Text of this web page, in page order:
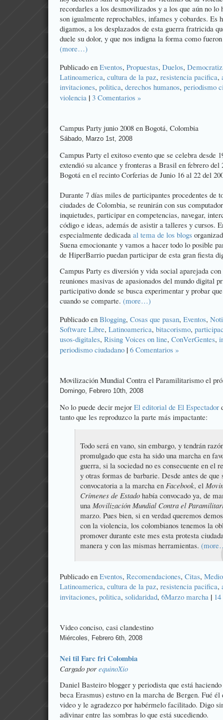
recordarles a los desmovilizados y a los que aún no lo
son igualmente reprochables, infames y cobardes. Es
digamos, a los desplazados de esta guerra fratricida
duele su dolor, y que nos indigna la forma como
(more…)
Publicado en Eventos, Propuestas, Duelos,
Latinoamerica, cultura de la paz, resistencia pacifica,
invitaciones, poli­tica, derechos humanos, periodismo
violencia | 3 Comentarios »
Campus Party junio 2008 en Bogotá, Colombia
Sábado, Marzo 1st, 2008
Campus Party el exitoso evento que se celebra desde
extendió su alcance y fronteras a Brasil en febrero del
Bogotá en el recinto Corferias de Junio 16 al 22 del
Durante 7 días miles de participantes procedentes de
ciudades de Colombia, se reunirán con sus
inquietudes, participar en competencias, navegar,
código e ideas, además de asistir a talleres y cursos.
especialmente dedicada al tema de los blogs
Suena emocionante y vamos a hacer todo lo posible
de HiperBarrio puedan participar de esta gran fiesta
Campus Party es diversión y vida social aparejada
reuniones masivas de apasionados del mundo digital
participativo donde se busca experimentar y probar
cuando se comparte. (more…)
Publicado en Blogging, Cosas que pasan, Eventos,
Software Libre, Latinoamerica, bitacorismo,
usos-digitales, Rising Voices on line, ConVerGentes,
periodismo ciudadano | 6 Comentarios »
Movilización Mundial Contra el Paramilitarismo el
Domingo, Febrero 10th, 2008
No lo puede decir mejor El editorial de El Espectador
tanto que les reproduzco la parte más impactante:
Todo será en vano, sin embargo, y tendrán
promulgado que esta ha sido una marcha en
guerra, si la sociedad no es consecuente en el
y otras formas de barbarie. Desde antes de que
convocatoria a la marcha en Facebook, el
Crímenes de Estado había convocado ya, de
una Movilización Mundial Contra el
marzo. Pues bien, si en verdad queremos
con la violencia, los colombianos tenemos la
promover durante este mes esta protesta
manera y con las mismas herramientas.
Publicado en Eventos, Recomendaciones, Citas,
Latinoamerica, cultura de la paz, resistencia pacifica,
invitaciones, poli­tica, solidaridad, 6Marzo marcha |
Video conciso, casi clandestino
Miércoles, Febrero 6th, 2008
Nei til Farc fri Colombia
Cargado por equinoXio
Daniel Basteiro blogger y periodista que está
beca Erasmus) estuvo en la marcha de Bergen. Fué
video y le agradezco por habérmelo facilitado. Digo
adivinar entre las sombras lo que está sucediendo.